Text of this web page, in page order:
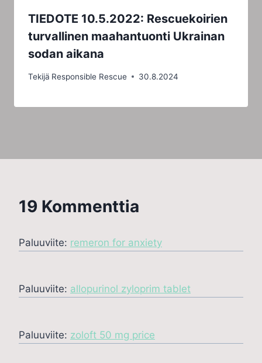
TIEDOTE 10.5.2022: Rescuekoirien
turvallinen maahantuonti Ukrainan
sodan aikana
Tekijä Responsible Rescue 30.8.2024
19 Kommenttia
Paluuviite: remeron for anxiety
Paluuviite: allopurinol zyloprim tablet
Paluuviite: zoloft 50 mg price